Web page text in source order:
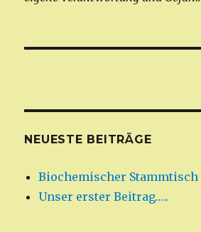
NEUESTE BEITRÄGE
Biochemischer Stammtisch
Unser erster Beitrag…..